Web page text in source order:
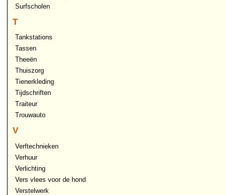
Surfscholen
T
Tankstations
Tassen
Theeën
Thuiszorg
Tienerkleding
Tijdschriften
Traiteur
Trouwauto
V
Verftechnieken
Verhuur
Verlichting
Vers vlees voor de hond
Verstelwerk